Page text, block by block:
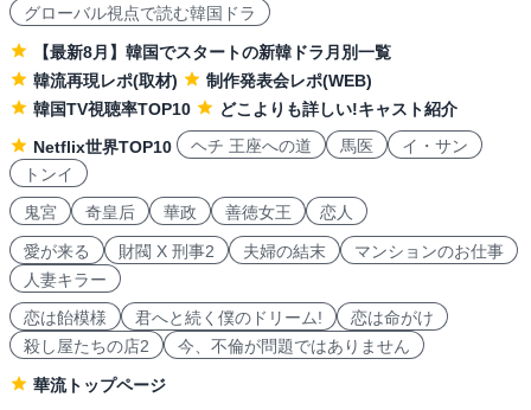
グローバル視点で読む韓国ドラ
【最新8月】韓国でスタートの新韓ドラ月別一覧
韓流再現レポ(取材)
制作発表会レポ(WEB)
韓国TV視聴率TOP10
どこよりも詳しい!キャスト紹介
Netflix世界TOP10
ヘチ 王座への道 馬医
イ・サン
トンイ
鬼宮
奇皇后 華政 善徳女王 恋人
愛が来る 財閥 X 刑事2 夫婦の結末
マンションのお仕事
人妻キラー
恋は飴模様
君へと続く僕のドリーム!
恋は命がけ
殺し屋たちの店2
今、不倫が問題ではありません
華流トップページ